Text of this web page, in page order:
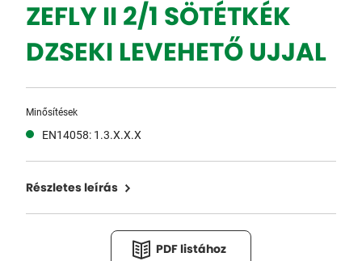
ZEFLY II 2/1 SÖTÉTKÉK
DZSEKI LEVEHETŐ UJJAL
Minősítések
EN14058: 1.3.X.X.X
Részletes leírás
PDF listához